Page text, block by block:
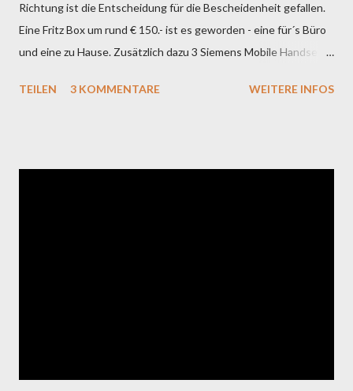
Richtung ist die Entscheidung für die Bescheidenheit gefallen.
Eine Fritz Box um rund € 150.- ist es geworden - eine für´s Büro
und eine zu Hause. Zusätzlich dazu 3 Siemens Mobile Handsets
Mobiltelefonnummer. Der Übergang zu anderen SIP Anbietern
TEILEN 3 KOMMENTARE WEITERE INFOS